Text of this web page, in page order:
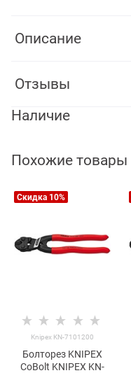
Описание
Отзывы
Наличие
Похожие товары
Скидка 10%
Knipex KN-7101200
Болторез KNIPEX
CoBolt KNIPEX KN-